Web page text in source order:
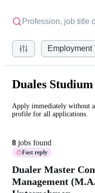
Employment
Duales
Apply immediately without
profile for all applications.
8 jobs found
Fast reply
Dualer Master
Management